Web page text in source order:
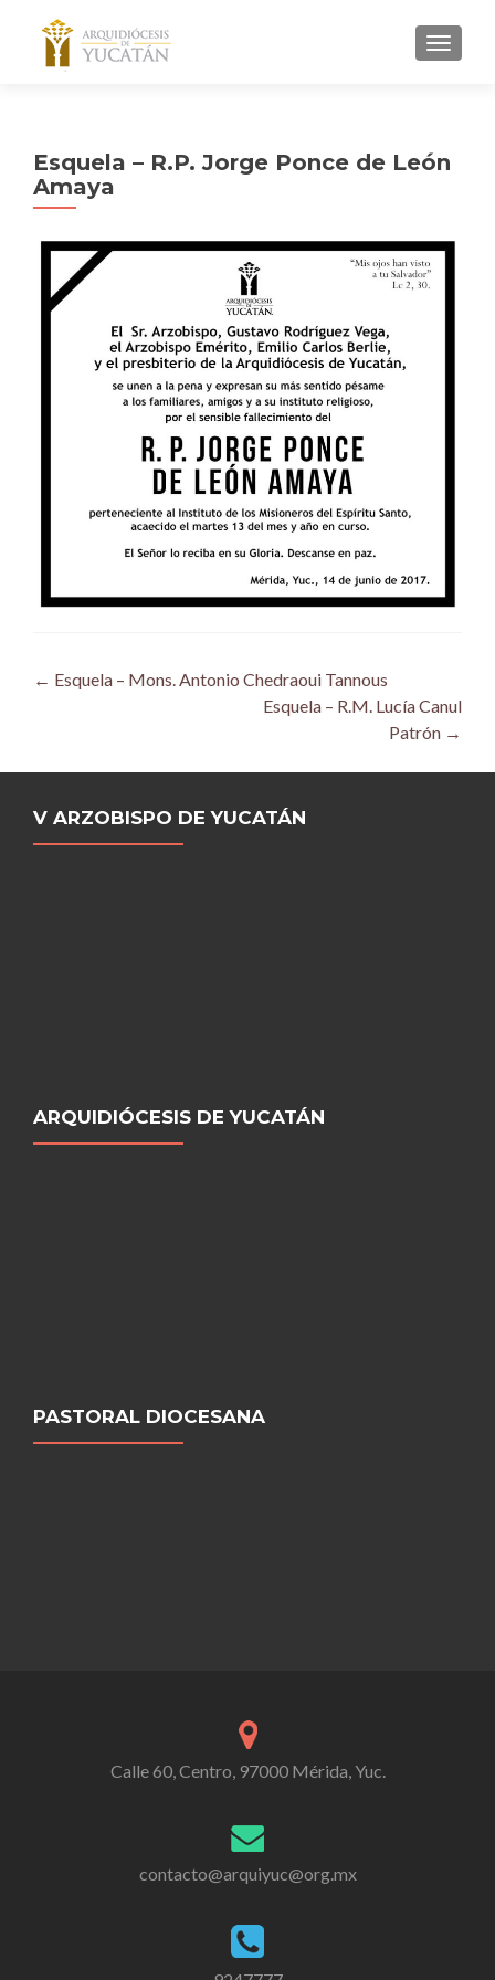
MENU
Esquela – R.P. Jorge Ponce de León
Amaya
Post
← Esquela – Mons. Antonio Chedraoui Tannous
Esquela – R.M. Lucía Canul
Patrón →
V ARZOBISPO DE YUCATÁN
ARQUIDIÓCESIS DE YUCATÁN
PASTORAL DIOCESANA
Calle 60, Centro, 97000 Mérida, Yuc.
contacto@arquiyuc@org.mx